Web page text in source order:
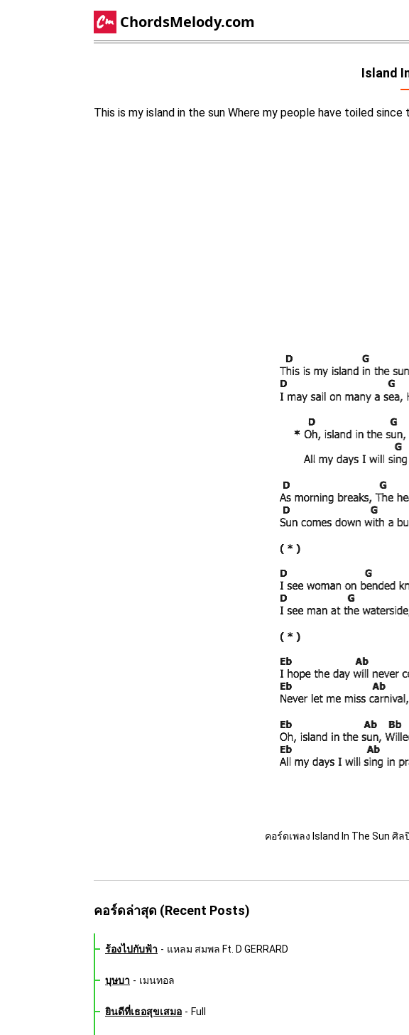
ChordsMelody.com
Island
This is my island in the sun Where my people have toiled
คอร์ดเพลง Island In The Sun ศิ
คอร์ดล่าสุด (Recent Posts)
ร้องไปกับฟ้า - แหลม สมพล Ft. D GERRARD
บุษบา - เมนทอล
ยินดีที่เธอสุขเสมอ - Full